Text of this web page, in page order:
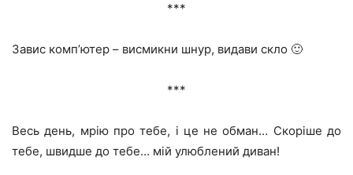
***
Завис комп’ютер – висмикни шнур, видави скло 🙂
***
Весь день, мрію про тебе, і це не обман… Скоріше до
тебе, швидше до тебе… мій улюблений диван!